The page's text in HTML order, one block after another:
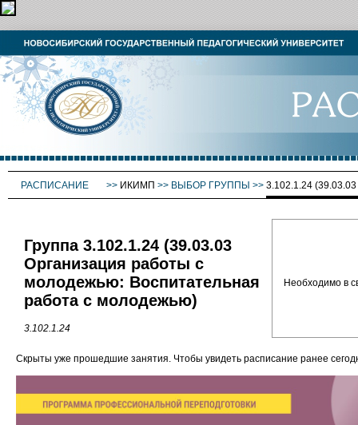
РАСПИСАНИЕ >> ИКИМП >> ВЫБОР ГРУППЫ >> 3.102.1.24
Группа 3.102.1.24 (39.03.03
Организация работы с
молодежью: Воспитательная
работа с молодежью)
3.102.1.24
Необходимо в
Скрыты уже прошедшие занятия. Чтобы увидеть расписание ранее